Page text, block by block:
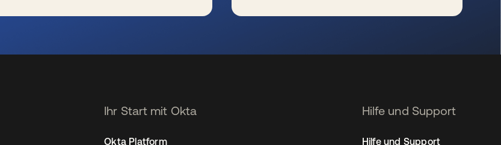
Ihr Start mit Okta
Okta Platform
Hilfe und Support
Hilfe und Support